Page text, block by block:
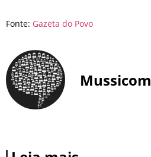
Fonte: Gazeta do Povo
Mussicom